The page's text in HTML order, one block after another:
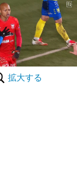
拡大する